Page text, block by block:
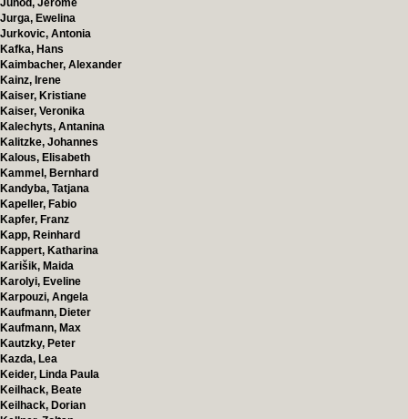
Junod, Jérôme
Jurga, Ewelina
Jurkovic, Antonia
Kafka, Hans
Kaimbacher, Alexander
Kainz, Irene
Kaiser, Kristiane
Kaiser, Veronika
Kalechyts, Antanina
Kalitzke, Johannes
Kalous, Elisabeth
Kammel, Bernhard
Kandyba, Tatjana
Kapeller, Fabio
Kapfer, Franz
Kapp, Reinhard
Kappert, Katharina
Karišik, Maida
Karolyi, Eveline
Karpouzi, Angela
Kaufmann, Dieter
Kaufmann, Max
Kautzky, Peter
Kazda, Lea
Keider, Linda Paula
Keilhack, Beate
Keilhack, Dorian